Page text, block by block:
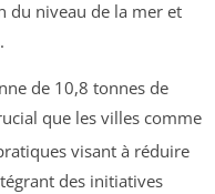
du niveau de la mer et
de 10,8 tonnes de
que les villes comme
visant à réduire
des initiatives